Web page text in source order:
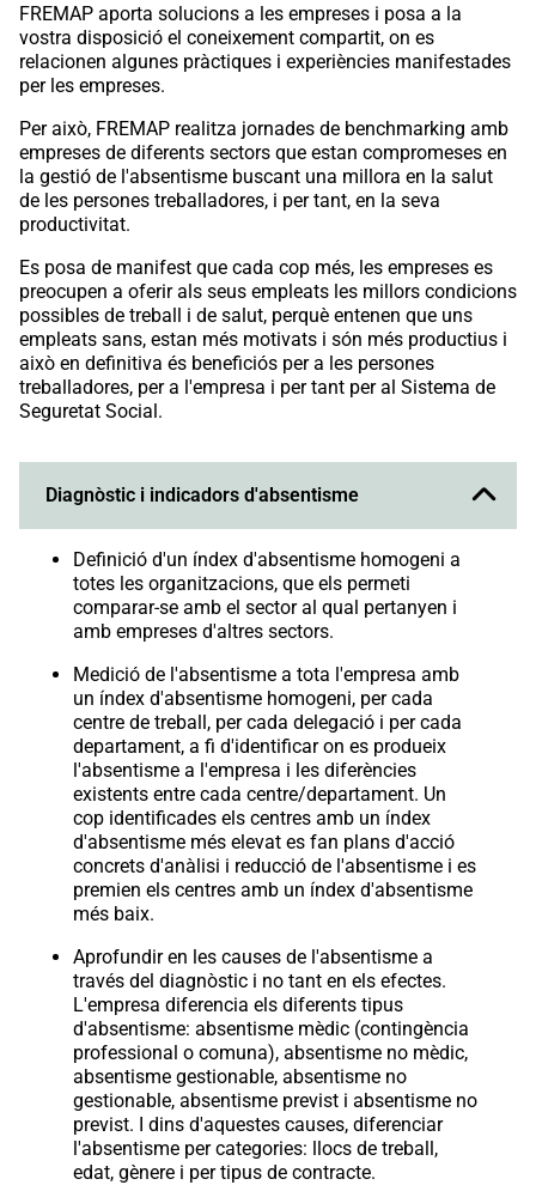
FREMAP aporta solucions a les empreses i posa a la
vostra disposició el coneixement compartit, on es
relacionen algunes pràctiques i experiències manifestades
per les empreses.
Per això, FREMAP realitza jornades de benchmarking amb
empreses de diferents sectors que estan compromeses en
la gestió de l'absentisme buscant una millora en la salut
de les persones treballadores, i per tant, en la seva
productivitat.
Es posa de manifest que cada cop més, les empreses es
preocupen a oferir als seus empleats les millors condicions
possibles de treball i de salut, perquè entenen que uns
empleats sans, estan més motivats i són més productius i
això en definitiva és beneficiós per a les persones
treballadores, per a l'empresa i per tant per al Sistema de
Seguretat Social.
Diagnòstic i indicadors d'absentisme
Definició d'un índex d'absentisme homogeni a
totes les organitzacions, que els permeti
comparar-se amb el sector al qual pertanyen i
amb empreses d'altres sectors.
Medició de l'absentisme a tota l'empresa amb
un índex d'absentisme homogeni, per cada
centre de treball, per cada delegació i per cada
departament, a fi d'identificar on es produeix
l'absentisme a l'empresa i les diferències
existents entre cada centre/departament. Un
cop identificades els centres amb un índex
d'absentisme més elevat es fan plans d'acció
concrets d'anàlisi i reducció de l'absentisme i es
premien els centres amb un índex d'absentisme
més baix.
Aprofundir en les causes de l'absentisme a
través del diagnòstic i no tant en els efectes.
L'empresa diferencia els diferents tipus
d'absentisme: absentisme mèdic (contingència
professional o comuna), absentisme no mèdic,
absentisme gestionable, absentisme no
gestionable, absentisme previst i absentisme no
previst. I dins d'aquestes causes, diferenciar
l'absentisme per categories: llocs de treball,
edat, gènere i per tipus de contracte.